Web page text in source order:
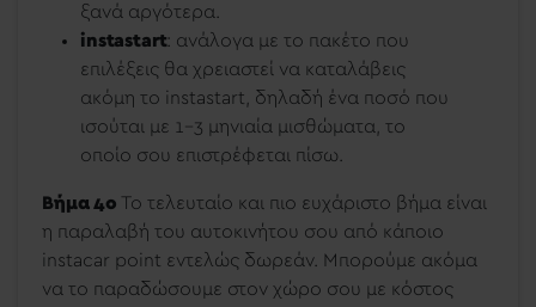
ξανά αργότερα.
instastart: ανάλογα με το πακέτο που
επιλέξεις θα χρειαστεί να καταλάβεις
ακόμη το instastart, δηλαδή ένα ποσό που
ισούται με 1-3 μηνιαία μισθώματα, το
οποίο σου επιστρέφεται πίσω.
Βήμα 4ο Το τελευταίο και πιο ευχάριστο βήμα είναι
η παραλαβή του αυτοκινήτου σου από κάποιο
instacar point εντελώς δωρεάν. Μπορούμε ακόμα
να το παραδώσουμε στον χώρο σου με κόστος